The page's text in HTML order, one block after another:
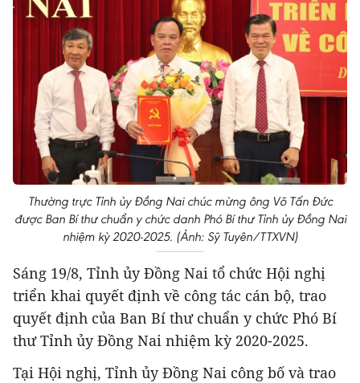
Thường trực Tỉnh ủy Đồng Nai chúc mừng ông Võ Tấn Đức
được Ban Bí thư chuẩn y chức danh Phó Bí thư Tỉnh ủy Đồng Nai
nhiệm kỳ 2020-2025. (Ảnh: Sỹ Tuyên/TTXVN)
Sáng 19/8, Tỉnh ủy Đồng Nai tổ chức Hội nghị
triển khai quyết định về công tác cán bộ, trao
quyết định của Ban Bí thư chuẩn y chức Phó Bí
thư Tỉnh ủy Đồng Nai nhiệm kỳ 2020-2025.
Tại Hội nghị, Tỉnh ủy Đồng Nai công bố và trao